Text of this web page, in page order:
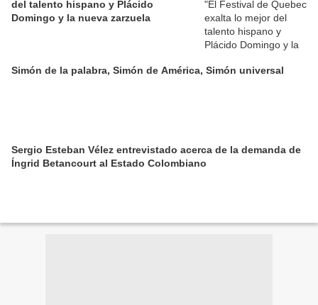
del talento hispano y Plácido
Domingo y la nueva zarzuela
Simón de la palabra, Simón de América, Simón universal
Sergio Esteban Vélez entrevistado acerca de la demanda de
Íngrid Betancourt al Estado Colombiano